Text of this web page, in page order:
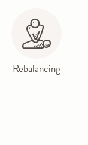
Rebalancing